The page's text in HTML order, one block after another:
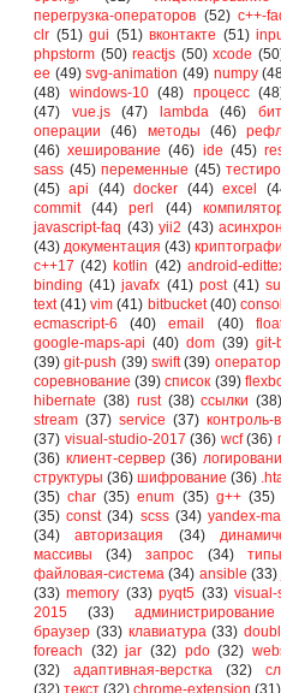
перегрузка-операторов (52) c++-
clr (51) gui (51) вконтакте (51)
phpstorm (50) reactjs (50) xcode
ee (49) svg-animation (49) numpy
(48) windows-10 (48) процесс
(47)
vue.js (47) lambda (46)
операции
(46) методы (46)
(46) хеширование (46) ide (45)
sass (45) переменные (45)
(45) api (44) docker (44) excel
commit
(44) perl (44)
javascript-faq (43) yii2 (43)
(43) документация (43)
c++17 (42) kotlin (42) android-
binding (41) javafx (41) post (41)
text (41) vim (41) bitbucket (40)
ecmascript-6
(40) email (40)
google-maps-api (40) dom (39) git-
(39) git-push (39) swift (39)
соревнование (39) список (39)
hibernate (38) rust (38) ссылки (38)
stream (37) service (37) контроль-
(37) visual-studio-2017 (36) wcf (36)
(36) клиент-сервер (36)
структуры (36) шифрование (36)
(35) char (35) enum (35) g++ (35)
(35) const (34) scss (34) yandex-
(34)
авторизация (34)
массивы
(34) запрос (34) типы
файловая-система (34) ansible (33)
(33) memory (33) pyqt5 (33) visual-
2015
(33) администрирование
браузер (33) клавиатура (33)
foreach (32) jar (32) pdo (32)
(32)
адаптивная-верстка (32)
(32) текст (32) chrome-extension (31)